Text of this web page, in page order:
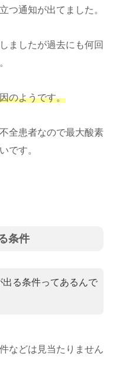
つ通知が出てました。
ましたが過去にも何回
のようです。
全患者なので最大酸素
です。
条件
る条件ってあるんで
などは見当たりません